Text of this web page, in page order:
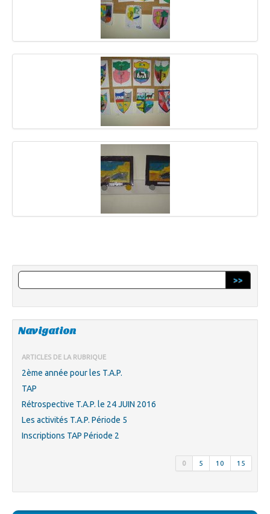
>>
Navigation
ARTICLES DE LA RUBRIQUE
2ème année pour les T.A.P.
TAP
Rétrospective T.A.P. le 24 JUIN 2016
Les activités T.A.P. Période 5
Inscriptions TAP Période 2
0 5 10 15